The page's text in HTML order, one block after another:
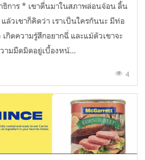
ธิการ * เขาตื่นมาในสภาพล่อนจ้อน ลิ้น
ล้วเขาก็คิดว่า เราเป็นใครกันนะ มีท่อ
กิดความรู้สึกอยากฉี่ และแม้ตัวเขาจะ
ามมืดมิดอยู่เบื้องหน้...
4